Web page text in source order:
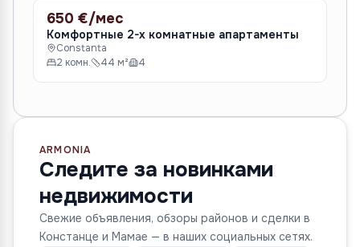
АРЕНДА
650 €/мес
Комфортные 2-х комнатные апартаменты
Constanta
2 комн.
44 м² 4
ARMONIA
Следите за новинками
недвижимости
Свежие объявления, обзоры районов и сделки в
Констанце и Мамае — в наших социальных сетях.